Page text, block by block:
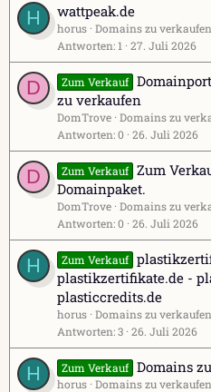
H wattpeak.de
horus Domains zu verkaufen
Antworten 1 27. Juli 2026
D Zum Verkauf
zu verkaufen
DomTrove Domains zu
Antworten 0 26. Juli 2026
D Zum Verkauf Zum
Domainpaket.
DomTrove Domains zu
Antworten 0 26. Juli 2026
H Zum Verkauf
plastikzertifikate.de -
plasticcredits.de
horus Domains zu verkaufen
Antworten 3 26. Juli 2026
H Zum Verkauf Domains
horus Domains zu verkaufen